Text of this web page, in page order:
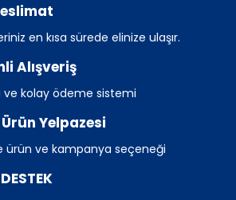
en kısa sürede elinize ulaşır.
Alışveriş
ve kolay ödeme sistemi
Yelpazesi
ürün ve kampanya seçeneği